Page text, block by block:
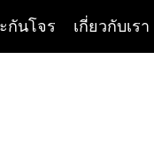
กันโจร เกี่ยวกับเรา